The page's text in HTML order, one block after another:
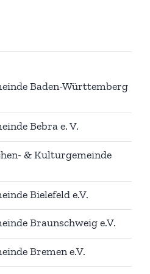
Baden-Württemberg
Bebra e. V.
& Kulturgemeinde
Bielefeld e.V.
Braunschweig e.V.
Bremen e.V.